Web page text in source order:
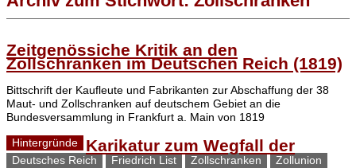
Zeitgenössiche Kritik an den
Zollschranken im Deutschen Reich (1819)
Bittschrift der Kaufleute und Fabrikanten zur Abschaffung der 38
Maut- und Zollschranken auf deutschem Gebiet an die
Bundesversammlung in Frankfurt a. Main von 1819
Hintergründe
Deutsches Reich
Friedrich List Zollschranken Zollunion
Karikatur zum Wegfall der